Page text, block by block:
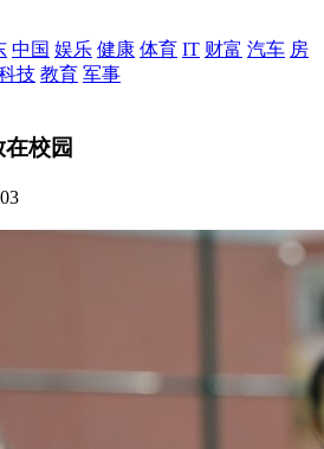
中国 娱乐 健康 体育 IT 财富 汽车 房
技 教育 军事
校园